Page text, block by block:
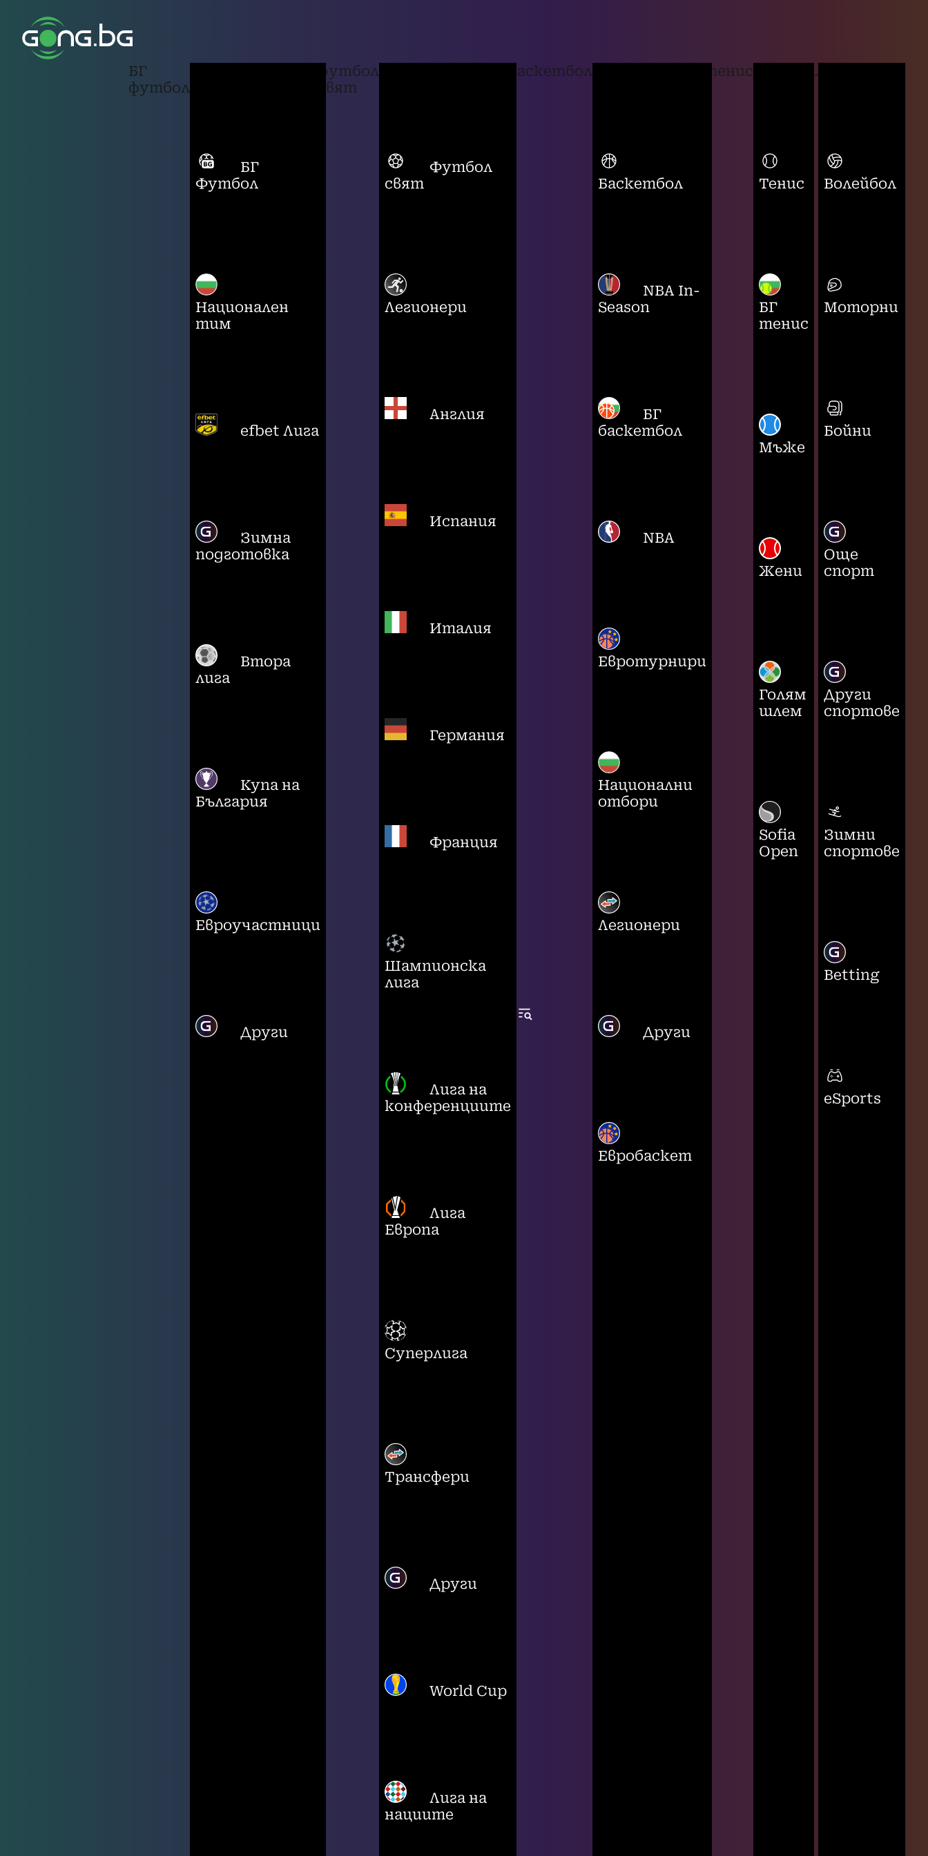
БГ
футбол
БГ
Футбол
Национален
тим
efbet Лига
Зимна
подготовка
Втора
лига
Купа на
България
Евроучастници
Други
футбол
свят
Футбол
свят
Легионери
Англия
Испания
Италия
Германия
Франция
Шампионска
лига
Лига на
конференциите
Лига
Европа
Суперлига
Трансфери
Други
World Cup
Лига на
нациите
баскетбол
Баскетбол
NBA In-
Season
БГ
баскетбол
NBA
Евротурнири
Национални
отбори
Легионери
Други
Евробаскет
тенис
Тенис
БГ
тенис
Мъже
Жени
Голям
шлем
Sofia
Open
...
Волейбол
Моторни
Бойни
Още
спорт
Други
спортове
Зимни
спортове
Betting
eSports